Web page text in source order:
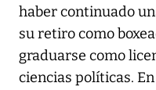
haber continuado
su retiro como
graduarse como
ciencias políticas.